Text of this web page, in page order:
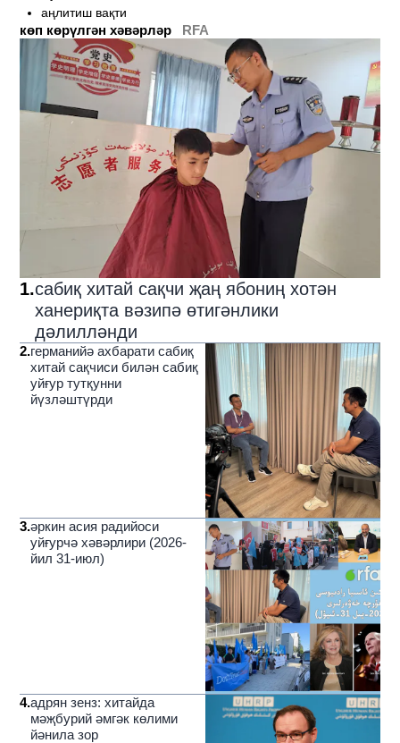
аңлитиш вақти
көп көрүлгән хәвәрләр RFA
1.сабиқ хитай сақчи җаң ябониң хотән
ханериқта вәзипә өтигәнлики
дәлилләнди
2.германийә ахбарати сабиқ
хитай сақчиси билән сабиқ
уйғур тутқунни
йүзләштүрди
3.әркин асия радийоси
уйғурчә хәвәрлири (2026-
йил 31-июл)
4.адрян зенз: хитайда
мәҗбурий әмгәк көлими
йәнила зор